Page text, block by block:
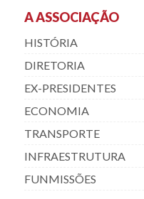
A ASSOCIAÇÃO
HISTÓRIA
DIRETORIA
EX-PRESIDENTES
ECONOMIA
TRANSPORTE
INFRAESTRUTURA
FUNMISSÕES